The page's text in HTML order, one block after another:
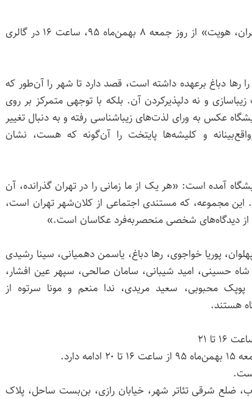
نمایشگاه گروهی عکس «تهران، هویت» از روز جمعه ۸ بهمن‌ماه ۹۵، ساعت ۱۶ در گالری
رها دباغ برعهده داشته است، قصد دارد تا شهر را آن‌طور که
و نه دلپذیرکردن آن. بلکه با توجهی متمرکز بر روی
عکس به ورای لذت‌های زیباشناسی رفته و به دنبال تغییر
و کلیشه‌ها پایتخت را آن‌گونه که هست، نشان
آمده است: «هر یک از ما زمانی را در تهران گذرانده، آن‌
این مجموعه، که مستندی اجتماعی از کلان‌شهر تهران است،
دیدگاه‌های شخصی منحصربه‌فرد عکاسان است.»
پوریا خواجوی، رها دباغ، یاسمن دهمیانی، سینا رشیدی
حسینی، امید شیبانی، سامان صالحی، سپهر عین افشار،
پوپک محبوبی، سعید مریدی، ندا منعم و مونا سرتوه از
هستند.
دارد.
ضلع شرقی تئاتر شهر، خیابان رازی، بن‌بست ساحل، پلاک